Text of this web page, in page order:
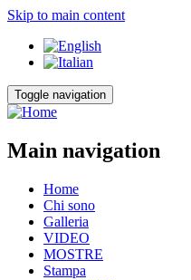
Skip to main content
Toggle navigation
Main navigation
Home
Chi sono
Galleria
VIDEO
MOSTRE
Stampa